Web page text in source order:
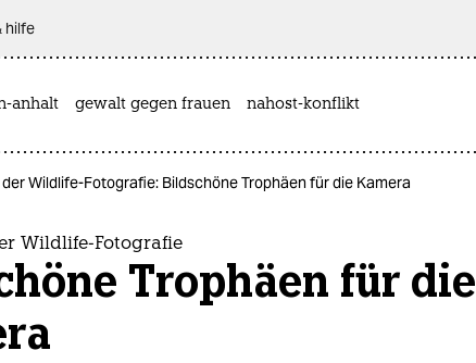
hilfe
anhalt gewalt gegen frauen nahost-konflikt
Wildlife-Fotografie: Bildschöne Trophäen für die Kamera
Wildlife-Fotografie
Trophäen für die